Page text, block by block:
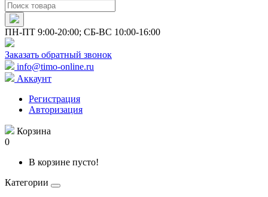
ПН-ПТ 9:00-20:00; СБ-ВС 10:00-16:00
Заказать обратный звонок
info@timo-online.ru
Аккаунт
Регистрация
Авторизация
Корзина
0
В корзине пусто!
Категории